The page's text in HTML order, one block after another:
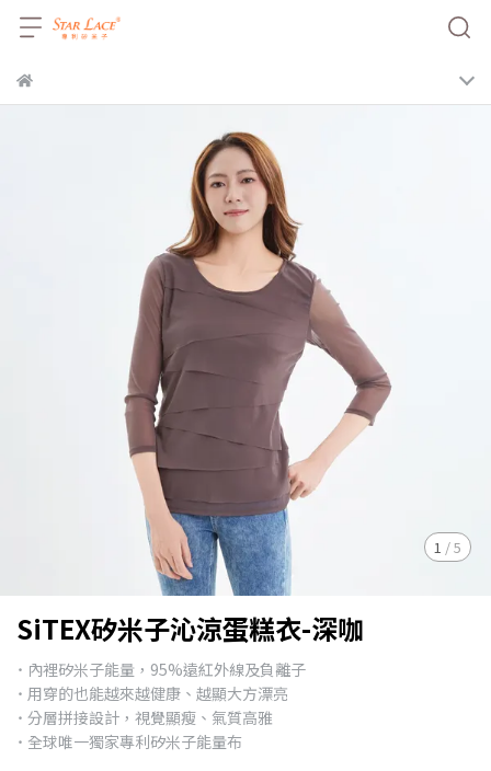
1 /5
SiTEX矽米子沁涼蛋糕衣-深咖
˙ 內裡矽米子能量，95%遠紅外線及負離子
˙ 用穿的也能越來越健康、越顯大方漂亮
˙ 分層拼接設計，視覺顯瘦、氣質高雅
˙ 全球唯一獨家專利矽米子能量布